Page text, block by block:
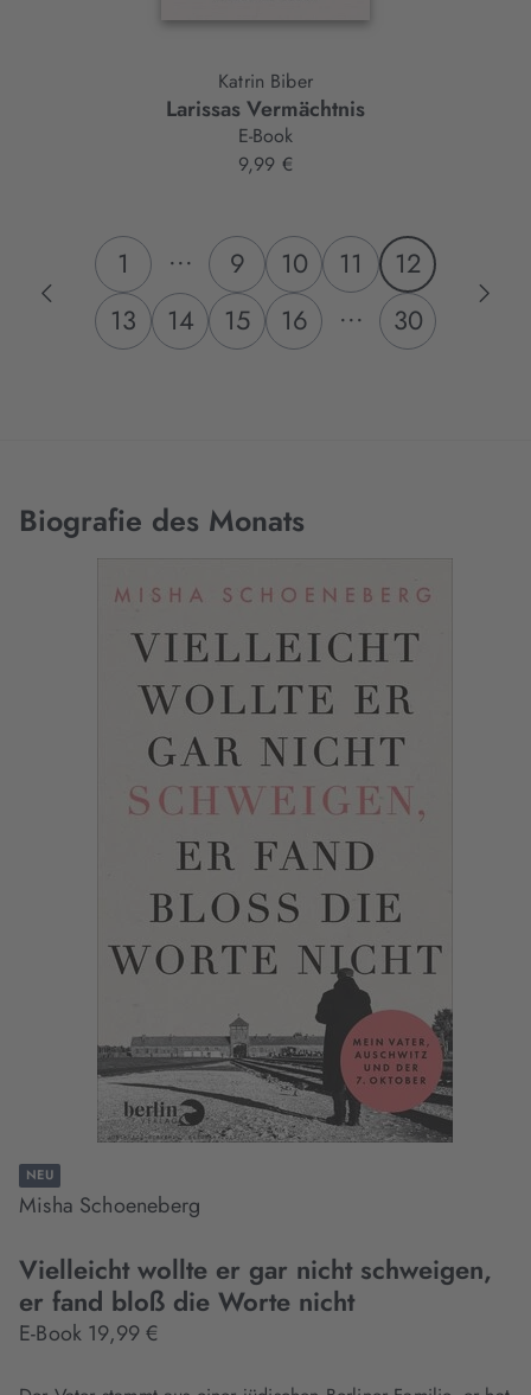
Katrin Biber
Larissas Vermächtnis
E-Book
9,99 €
1 ... 9 10 11
12
13
14 15 16 ... 30
Biografie des Monats
NEU
Misha Schoeneberg
Vielleicht wollte er gar nicht schweigen,
er fand bloß die Worte nicht
E-Book 19,99 €